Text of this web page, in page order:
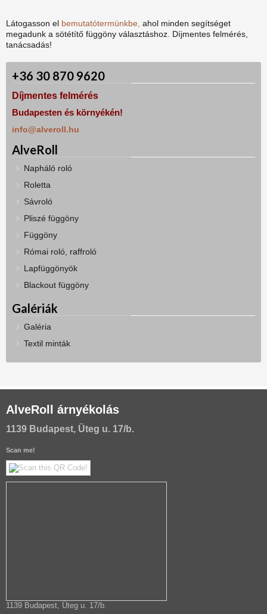
Látogasson el bemutatótermünkbe, ahol minden segítséget
megadunk a sötétítő függöny választáshoz. Díjmentes felmérés,
tanácsadás!
+36 30 870 9620
Díjmentes felmérés
Budapesten és környékén!
info@alveroll.hu
AlveRoll
Napháló roló
Roletta
Sávroló
Pliszé függöny
Függöny
Római roló, raffroló
Lapfüggönyök
Blackout függöny
Galériák
Galéria
Textil minták
AlveRoll árnyékolás
1139 Budapest, Üteg u. 17/b.
Scan me!
1139 Budapest, Üteg u. 17/b.